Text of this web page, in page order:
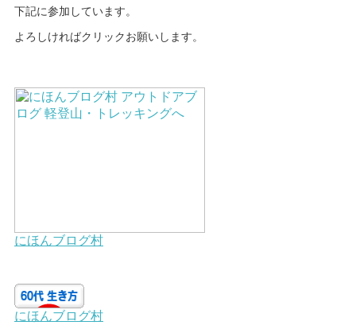
下記に参加しています。
よろしければクリックお願いします。